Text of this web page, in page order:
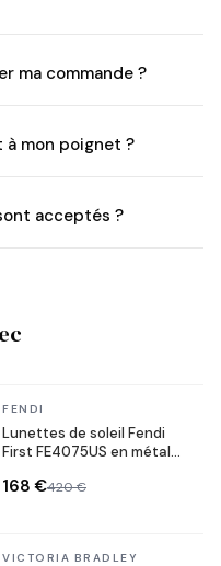
ma commande ?
mon poignet ?
acceptés ?
En stock
FENDI
Lunettes de soleil Fendi
First FE4075US en métal
168 €420 €
En stock
VICTORIA BRADLEY